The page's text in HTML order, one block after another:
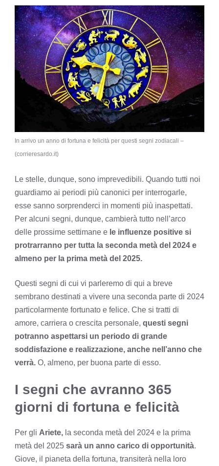
In arrivo un anno di fortuna e felicità per questi segni zodiacali –
(corrieresardo.it)
Le stelle, dunque, sono imprevedibili. Quando tutti noi
guardiamo ai periodi più canonici per interrogarle,
esse sanno sorprenderci in momenti più inaspettati.
Per alcuni segni, dunque, cambierà tutto nell’arco
delle prossime settimane e le influenze positive si
protrarranno per tutta la seconda metà del 2024 e
almeno per la prima metà del 2025.
Questi segni di cui vi parleremo di qui a breve
sembrano destinati a vivere una seconda parte di 2024
particolarmente fortunato e felice. Che si tratti di
amore, carriera o crescita personale, questi segni
potranno aspettarsi un periodo di grande
soddisfazione e realizzazione, anche nell’anno che
verrà. O, almeno, per buona parte di esso.
I segni che avranno 365
giorni di fortuna e felicità
Per gli Ariete, la seconda metà del 2024 e la prima
metà del 2025 sarà un anno carico di opportunità.
Giove, il pianeta della fortuna, transiterà nella loro